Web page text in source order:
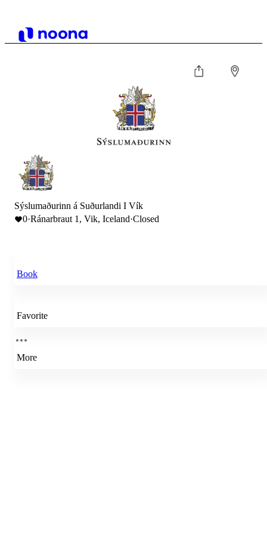
Sýslumaðurinn á Suðurlandi I Vík
0·Ránarbraut 1, Vik, Iceland·Closed
Book
Favorite
More